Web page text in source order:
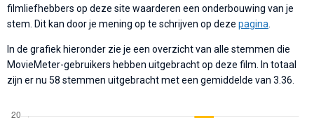
filmliefhebbers op deze site waarderen een onderbouwing van je
stem. Dit kan door je mening op te schrijven op deze pagina.
In de grafiek hieronder zie je een overzicht van alle stemmen die
MovieMeter-gebruikers hebben uitgebracht op deze film. In totaal
zijn er nu 58 stemmen uitgebracht met een gemiddelde van 3.36.